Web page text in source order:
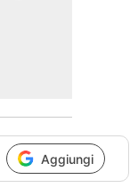
Aggiungi